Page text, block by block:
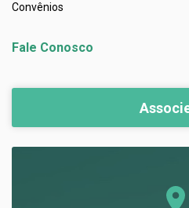
Convênios
Fale Conosco